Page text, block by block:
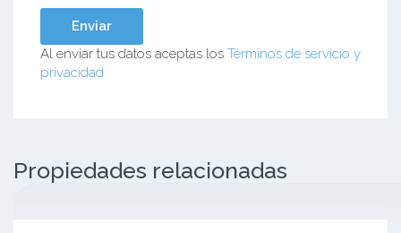
Al enviar tus datos aceptas los Términos de servicio y
privacidad
Propiedades relacionadas